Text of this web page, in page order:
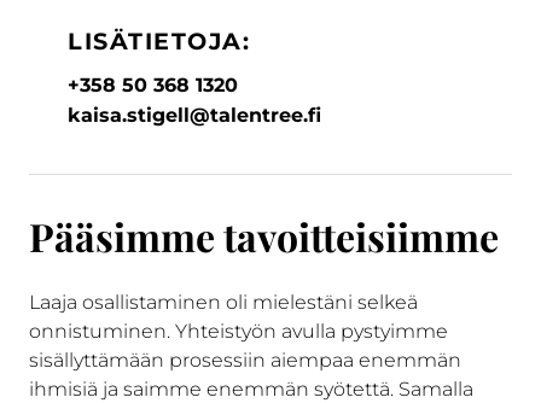
LISÄTIETOJA:
+358 50 368 1320
kaisa.stigell@talentree.fi
Pääsimme tavoitteisiimme
Laaja osallistaminen oli mielestäni selkeä
onnistuminen. Yhteistyön avulla pystyimme
sisällyttämään prosessiin aiempaa enemmän
ihmisiä ja saimme enemmän syötettä. Samalla